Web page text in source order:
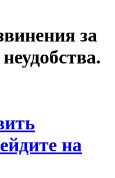
за
на